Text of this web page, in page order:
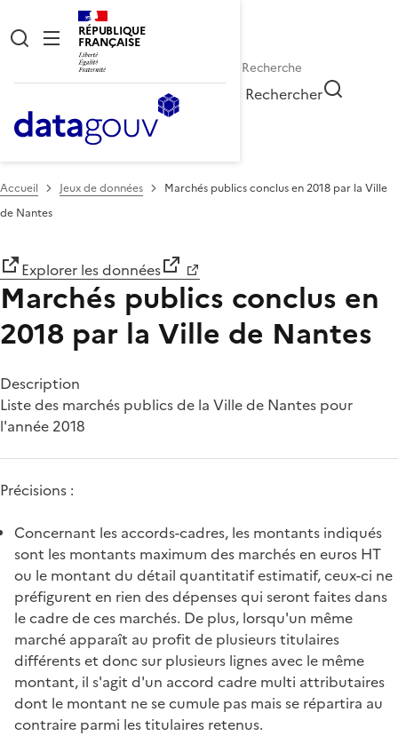
RÉPUBLIQUE
FRANÇAISE
Rechercher
Accueil Jeux de données
Marchés publics conclus en 2018 par la Ville
de Nantes
Explorer les données
Marchés publics conclus en
2018 par la Ville de Nantes
Description
Liste des marchés publics de la Ville de Nantes pour
l'année 2018
Précisions :
Concernant les accords-cadres, les montants indiqués
sont les montants maximum des marchés en euros HT
ou le montant du détail quantitatif estimatif, ceux-ci ne
préfigurent en rien des dépenses qui seront faites dans
le cadre de ces marchés. De plus, lorsqu'un même
marché apparaît au profit de plusieurs titulaires
différents et donc sur plusieurs lignes avec le même
montant, il s'agit d'un accord cadre multi attributaires
dont le montant ne se cumule pas mais se répartira au
contraire parmi les titulaires retenus.